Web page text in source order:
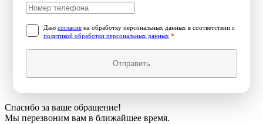
Даю согласие на обработку персональных данных в соответствии с
политикой обработки персональных данных *
Отправить
Спасибо за ваше обращение!
Мы перезвоним вам в ближайшее время.